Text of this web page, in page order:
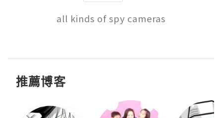
all kinds of spy cameras
推薦博客